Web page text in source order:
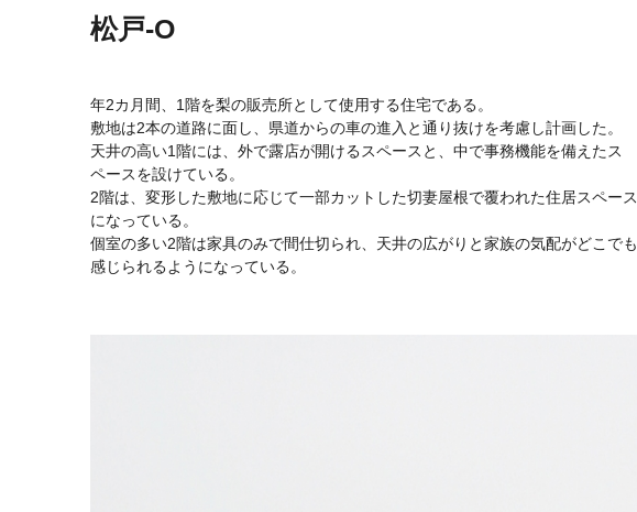
松戸-O
年2カ月間、1階を梨の販売所として使用する住宅である。
敷地は2本の道路に面し、県道からの車の進入と通り抜けを考慮し計画した。
天井の高い1階には、外で露店が開けるスペースと、中で事務機能を備えたス
ペースを設けている。
2階は、変形した敷地に応じて一部カットした切妻屋根で覆われた住居スペース
になっている。
個室の多い2階は家具のみで間仕切られ、天井の広がりと家族の気配がどこでも
感じられるようになっている。